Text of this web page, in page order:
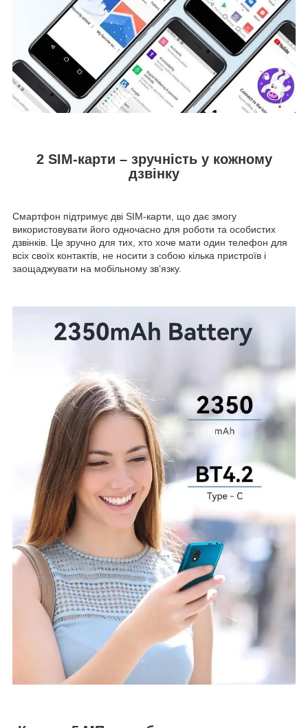
2 SIM-карти – зручність у кожному
дзвінку
Смартфон підтримує дві SIM-карти, що дає змогу
використовувати його одночасно для роботи та особистих
дзвінків. Це зручно для тих, хто хоче мати один телефон для
всіх своїх контактів, не носити з собою кілька пристроїв і
заощаджувати на мобільному зв’язку.